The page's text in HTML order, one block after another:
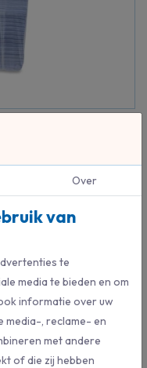
absorptievermogen
Over
van
te
media te bieden en om
informatie over uw
media-, reclame- en
met andere
of die zij hebben